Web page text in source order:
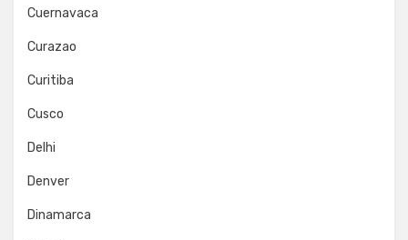
Cuernavaca
Curazao
Curitiba
Cusco
Delhi
Denver
Dinamarca